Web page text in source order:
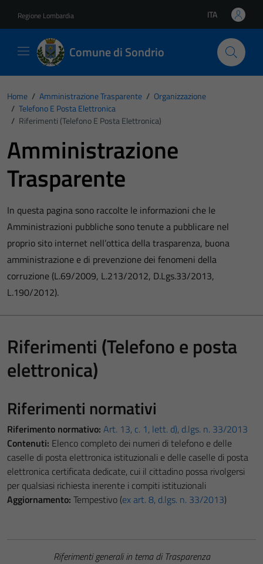
Regione Lombardia Lingua attiva:
ITA
Comune di Sondrio
Home / Amministrazione Trasparente / Organizzazione
/ Telefono E Posta Elettronica
/ Riferimenti (Telefono E Posta Elettronica)
Amministrazione
Trasparente
In questa pagina sono raccolte le informazioni che le
Amministrazioni pubbliche sono tenute a pubblicare nel
proprio sito internet nell’ottica della trasparenza, buona
amministrazione e di prevenzione dei fenomeni della
corruzione (L.69/2009, L.213/2012, D.Lgs.33/2013,
L.190/2012).
Riferimenti (Telefono e posta
elettronica)
Riferimenti normativi
Riferimento normativo: Art. 13, c. 1, lett. d), d.lgs. n. 33/2013
Contenuti: Elenco completo dei numeri di telefono e delle
caselle di posta elettronica istituzionali e delle caselle di posta
elettronica certificata dedicate, cui il cittadino possa rivolgersi
per qualsiasi richiesta inerente i compiti istituzionali
Aggiornamento: Tempestivo (ex art. 8, d.lgs. n. 33/2013)
Riferimenti generali in tema di Trasparenza